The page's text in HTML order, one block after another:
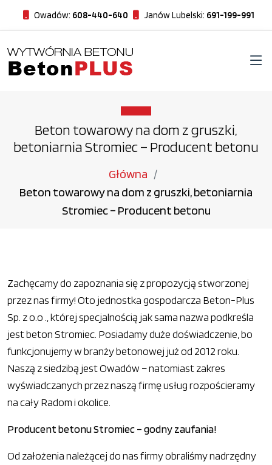
Owadów: 608-440-640 Janów Lubelski: 691-199-991
Beton towarowy na dom z gruszki,
betoniarnia Stromiec – Producent betonu
Główna
Beton towarowy na dom z gruszki, betoniarnia
Stromiec – Producent betonu
Zachęcamy do zapoznania się z propozycją stworzonej
przez nas firmy! Oto jednostka gospodarcza Beton-Plus
Sp. z o.o ., której specjalnością jak sama nazwa podkreśla
jest beton Stromiec. Posiadamy duże doświadczenie, bo
funkcjonujemy w branży betonowej już od 2012 roku.
Naszą z siedzibą jest Owadów – natomiast zakres
wyświadczanych przez naszą firmę usług rozpościeramy
na cały Radom i okolice.
Producent betonu Stromiec – godny zaufania!
Od założenia należącej do nas firmy obraliśmy nadrzędny